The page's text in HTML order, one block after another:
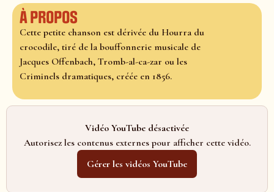
À propos
Cette petite chanson est dérivée du Hourra du
crocodile, tiré de la bouffonnerie musicale de
Jacques Offenbach, Tromb-al-ca-zar ou les
Criminels dramatiques, créée en 1856.
Vidéo YouTube désactivée
Autorisez les contenus externes pour afficher cette vidéo.
Gérer les vidéos YouTube